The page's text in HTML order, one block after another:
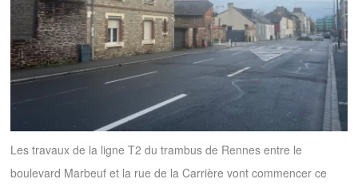
Les travaux de la ligne T2 du trambus de Rennes entre le
boulevard Marbeuf et la rue de la Carrière vont commencer ce